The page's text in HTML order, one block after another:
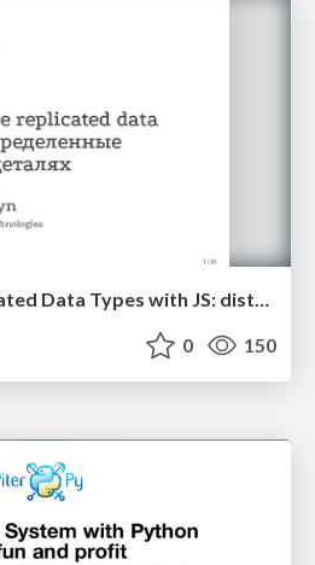
Conflict-Free Replicated Data Types with JS: distributed data structure in details (RUSSIAN)
0 150